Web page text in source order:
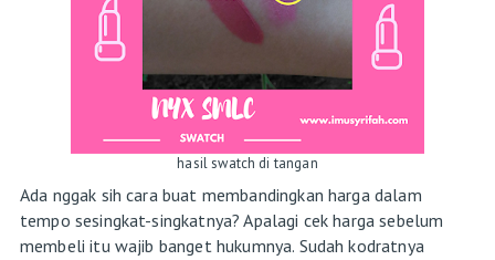
hasil swatch di tangan
Ada nggak sih cara buat membandingkan harga dalam
tempo sesingkat-singkatnya? Apalagi cek harga sebelum
membeli itu wajib banget hukumnya. Sudah kodratnya